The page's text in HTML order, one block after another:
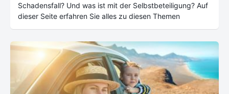
Schadensfall? Und was ist mit der Selbstbeteiligung? Auf
dieser Seite erfahren Sie alles zu diesen Themen